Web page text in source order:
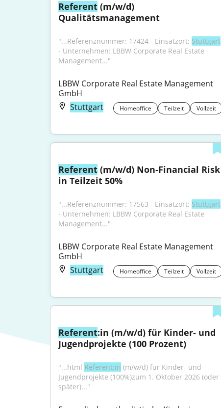
Referent (m/w/d)
Qualitätsmanagement
"...Referenznummer: 17424 - Einsatzort: Stuttgart
- Unternehmen: LBBW Corporate Real Estate
Management..."
LBBW Corporate Real Estate Management
GmbH
Stuttgart
Homeoffice Teilzeit Vollzeit
Referent (m/w/d) Non-Financial Risk
in Teilzeit 50%
"...Referenznummer: 17563 - Einsatzort: Stuttgart
- Unternehmen: LBBW Corporate Real Estate
Management..."
LBBW Corporate Real Estate Management
GmbH
Stuttgart
Homeoffice Teilzeit Vollzeit
Referent:in (m/w/d) für Kinder- und
Jugendprojekte (100 Prozent)
"...html Referent:in (m/w/d) für Kinder- und
Jugendprojekte (100%)zum 1. Oktober 2026 (oder
später)..."